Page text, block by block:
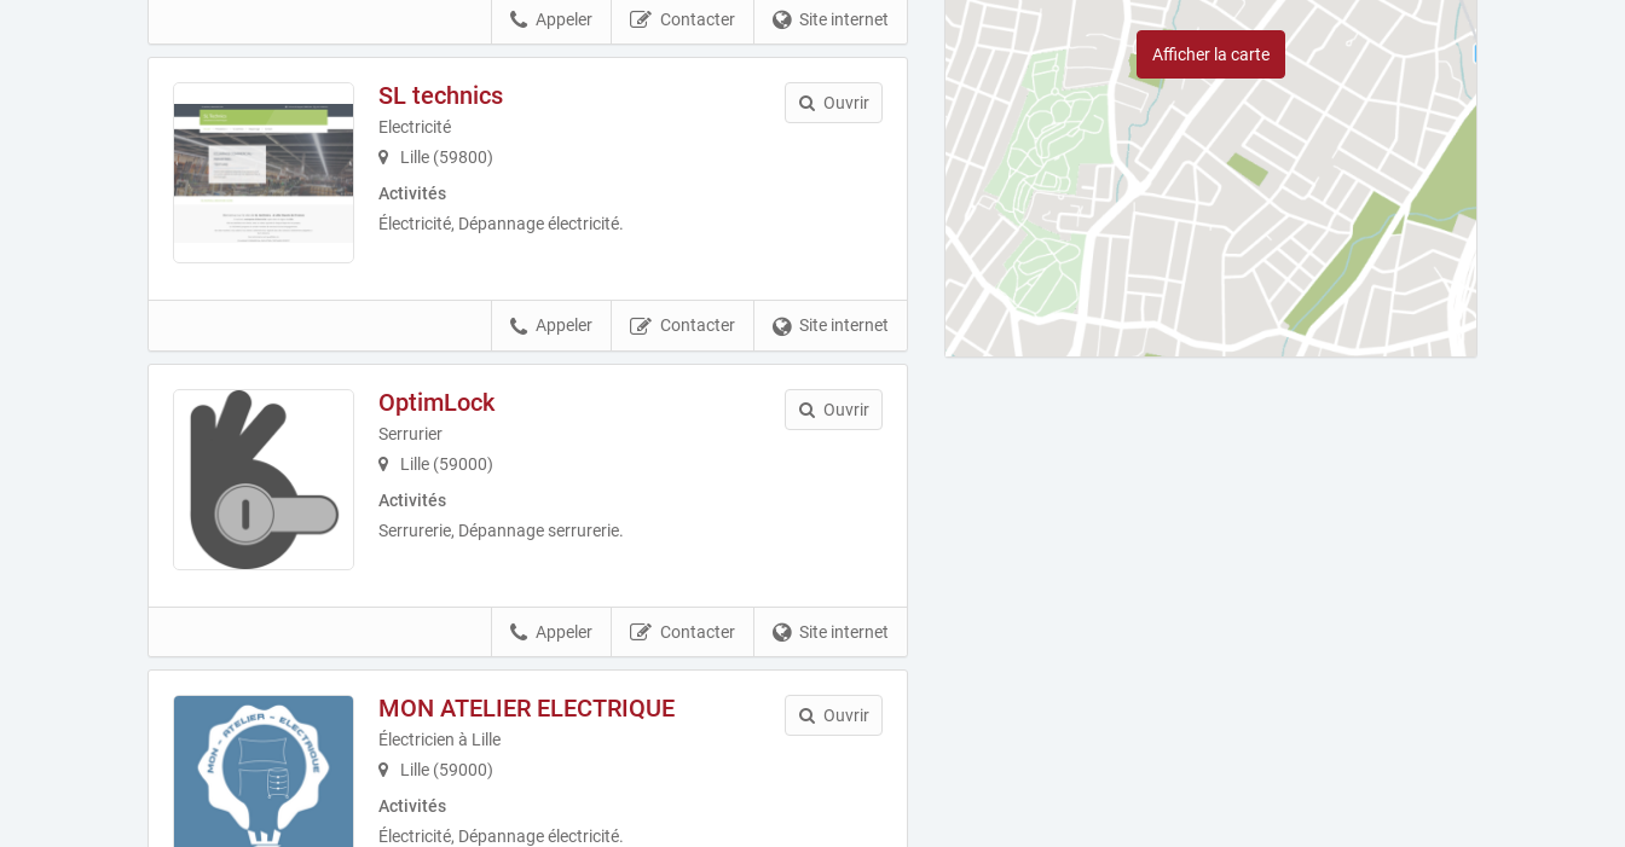
Site internet
Contacter
Appeler
SL technics
Electricité
Lille (59800)
Activités
Électricité, Dépannage électricité.
Ouvrir
Site internet
Contacter
Appeler
OptimLock
Serrurier
Lille (59000)
Activités
Serrurerie, Dépannage serrurerie.
Ouvrir
Site internet
Contacter
Appeler
MON ATELIER ELECTRIQUE
Électricien à Lille
Lille (59000)
Activités
Électricité, Dépannage électricité.
Ouvrir
Afficher la carte